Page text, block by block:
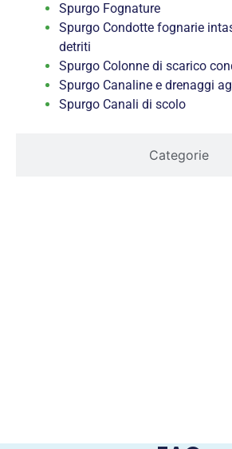
Categorie
Spurgo Fognature
Spurgo Condotte fognarie
detriti
Spurgo Colonne di scarico
Spurgo Canaline e drenaggi
Spurgo Canali di scolo